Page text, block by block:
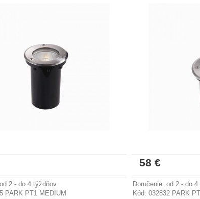
2 - do 4 týždňov
PARK PT1 MEDIUM
58 €
Doručenie: od 2 - do
Kód: 032832 PARK